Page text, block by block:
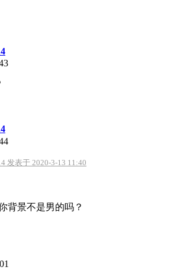
发表于 2020-3-13 11:40
背景不是男的吗？